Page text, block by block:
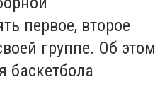
первое, второе
группе. Об этом
баскетбола